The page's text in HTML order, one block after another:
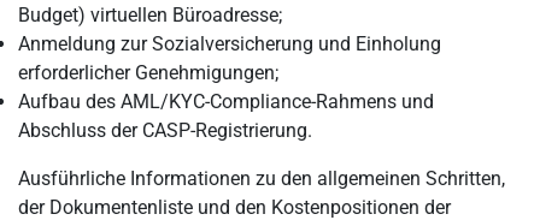
Budget) virtuellen Büroadresse;
Anmeldung zur Sozialversicherung und Einholung
erforderlicher Genehmigungen;
Aufbau des AML/KYC-Compliance-Rahmens und
Abschluss der CASP-Registrierung.
Ausführliche Informationen zu den allgemeinen Schritten,
der Dokumentenliste und den Kostenpositionen der